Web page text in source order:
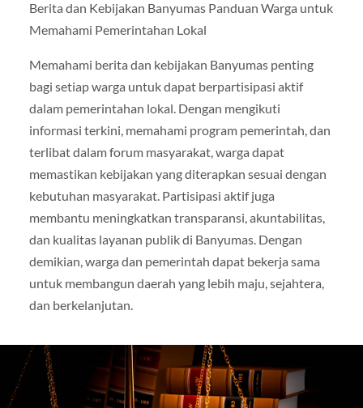
Berita dan Kebijakan Banyumas Panduan Warga untuk
Memahami Pemerintahan Lokal
Memahami berita dan kebijakan Banyumas penting
bagi setiap warga untuk dapat berpartisipasi aktif
dalam pemerintahan lokal. Dengan mengikuti
informasi terkini, memahami program pemerintah, dan
terlibat dalam forum masyarakat, warga dapat
memastikan kebijakan yang diterapkan sesuai dengan
kebutuhan masyarakat. Partisipasi aktif juga
membantu meningkatkan transparansi, akuntabilitas,
dan kualitas layanan publik di Banyumas. Dengan
demikian, warga dan pemerintah dapat bekerja sama
untuk membangun daerah yang lebih maju, sejahtera,
dan berkelanjutan.